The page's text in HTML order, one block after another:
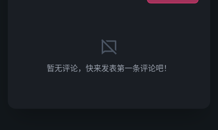
暂无评论，快来发表第一条评论吧！